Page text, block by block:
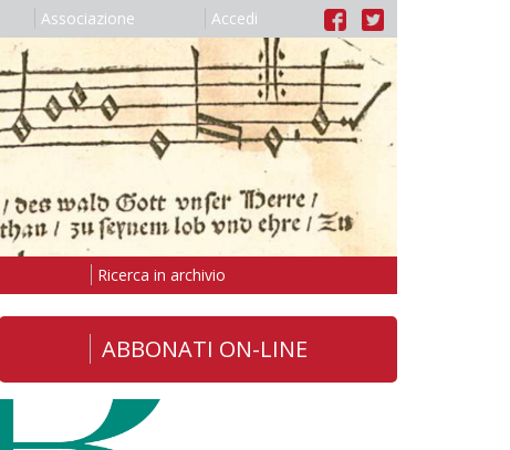
Associazione Accedi
Ricerca in archivio
ABBONATI ON-LINE